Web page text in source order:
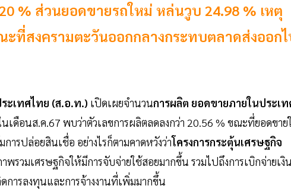
% ส่วนยอดขายรถใหม่ หล่นวูบ 24.98 % เหตุ
ที่สงครามตะวันออกกลางกระทบตลาดส่งออก
ะเทศไทย (ส.อ.ท.) เปิดเผยจำนวนการผลิต ยอดขายภายในประเ
เดือนส.ค.67 พบว่าตัวเลขการผลิตลดลงกว่า 20.56 % ขณะที่ยอดขาย
รปล่อยสินเชื่อ อย่างไรก็ตามคาดหวังว่าโครงการกระตุ้นเศรษฐกิจ
รวมเศรษฐกิจให้มีการจับจ่ายใช้สอยมากขึ้น รวมไปถึงการเบิกจ่ายเงิ
ารลงทุนและการจ้างงานที่เพิ่มมากขึ้น